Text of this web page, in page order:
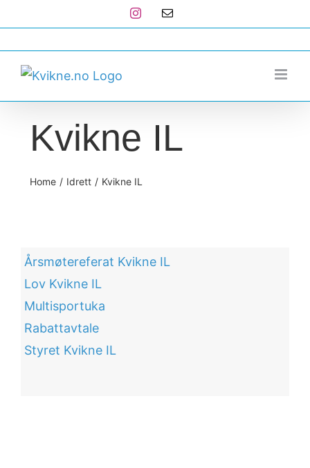
to
content
Instagram
E-
Kvikne IL
Home Idrett Kvikne IL
Årsmøtereferat Kvikne IL
Lov Kvikne IL
Multisportuka
Rabattavtale
Styret Kvikne IL